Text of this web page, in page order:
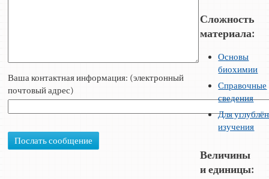
Ваша контактная информация: (электронный
почтовый адрес)
Сложность
материала:
Основы
биохимии
Справочные
сведения
Для
изучения
Величины
и единицы: